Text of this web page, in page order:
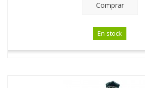
Comprar
En stock